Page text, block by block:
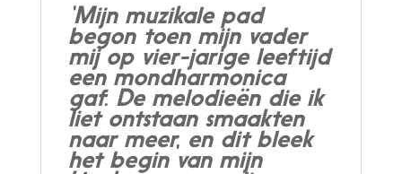
‘Mijn muzikale pad
begon toen mijn vader
mij op vier-jarige leeftijd
een mondharmonica
gaf. De melodieën die ik
liet ontstaan smaakten
naar meer, en dit bleek
het begin van mijn